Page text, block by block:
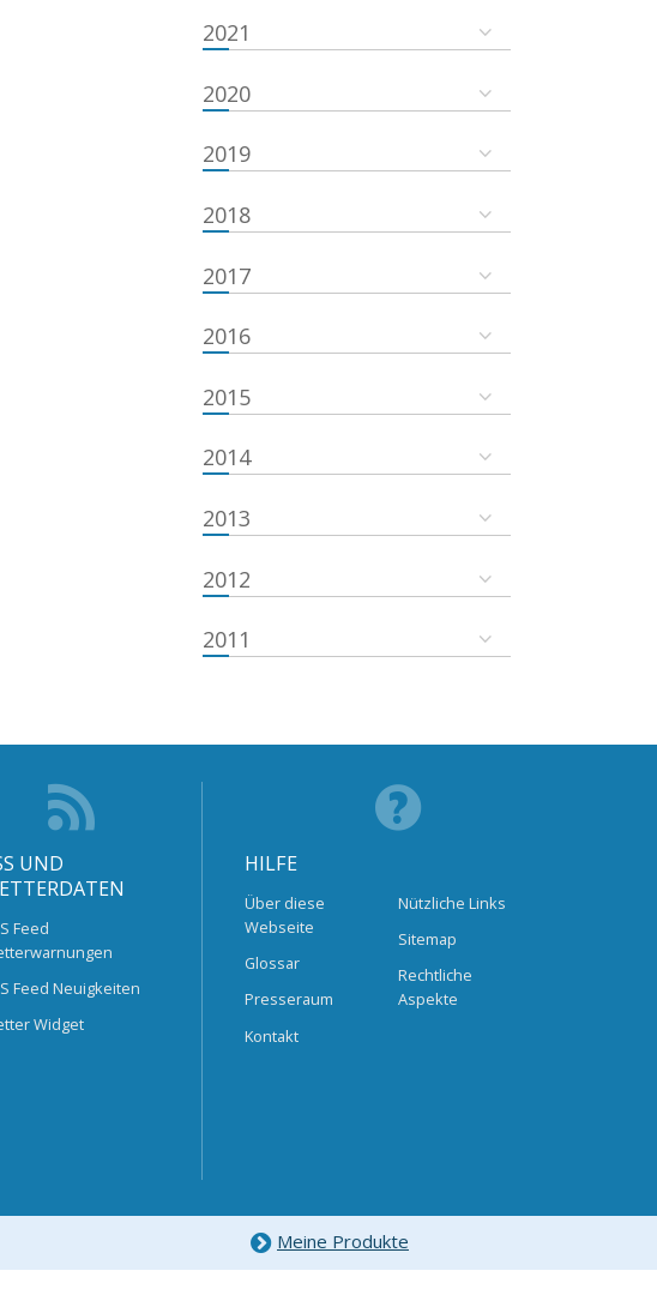
2021
2020
2019
2018
2017
2016
2015
2014
2013
2012
2011
UND
Feed
Feed Neuigkeiten
Widget
HILFE
Über diese
Webseite
Glossar
Presseraum
Kontakt
Nützliche Links
Sitemap
Rechtliche
Aspekte
Meine Produkte